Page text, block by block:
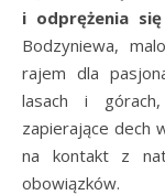
i odprężenia
Bodzyniewa,
rajem dla
lasach i
zapierające dech
na kontakt z
obowiązków.